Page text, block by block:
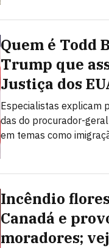
Quem é Todd
Trump que
Justiça dos
Especialistas explicam
das do procurador-
em temas como
Incêndio
Canadá e
moradores;